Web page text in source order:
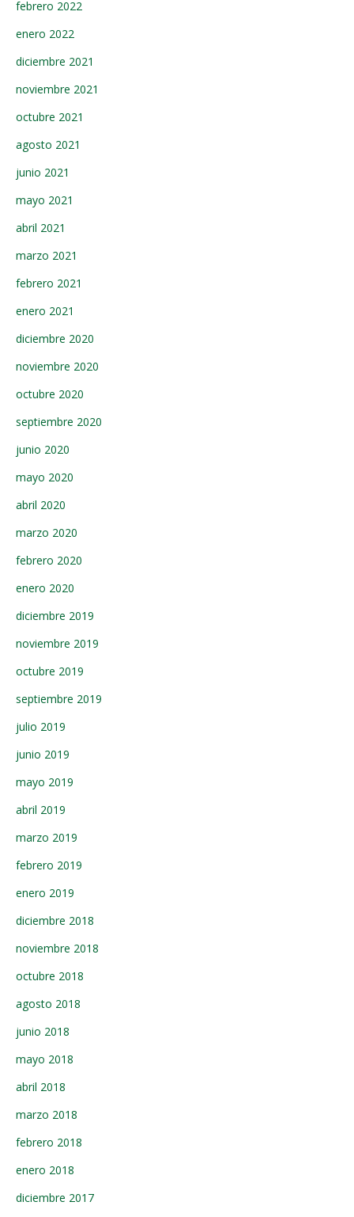
febrero 2022
enero 2022
diciembre 2021
noviembre 2021
octubre 2021
agosto 2021
junio 2021
mayo 2021
abril 2021
marzo 2021
febrero 2021
enero 2021
diciembre 2020
noviembre 2020
octubre 2020
septiembre 2020
junio 2020
mayo 2020
abril 2020
marzo 2020
febrero 2020
enero 2020
diciembre 2019
noviembre 2019
octubre 2019
septiembre 2019
julio 2019
junio 2019
mayo 2019
abril 2019
marzo 2019
febrero 2019
enero 2019
diciembre 2018
noviembre 2018
octubre 2018
agosto 2018
junio 2018
mayo 2018
abril 2018
marzo 2018
febrero 2018
enero 2018
diciembre 2017